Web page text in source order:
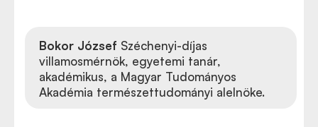
Bokor József Széchenyi-díjas
villamosmérnök, egyetemi tanár,
akadémikus, a Magyar Tudományos
Akadémia természettudományi alelnöke.